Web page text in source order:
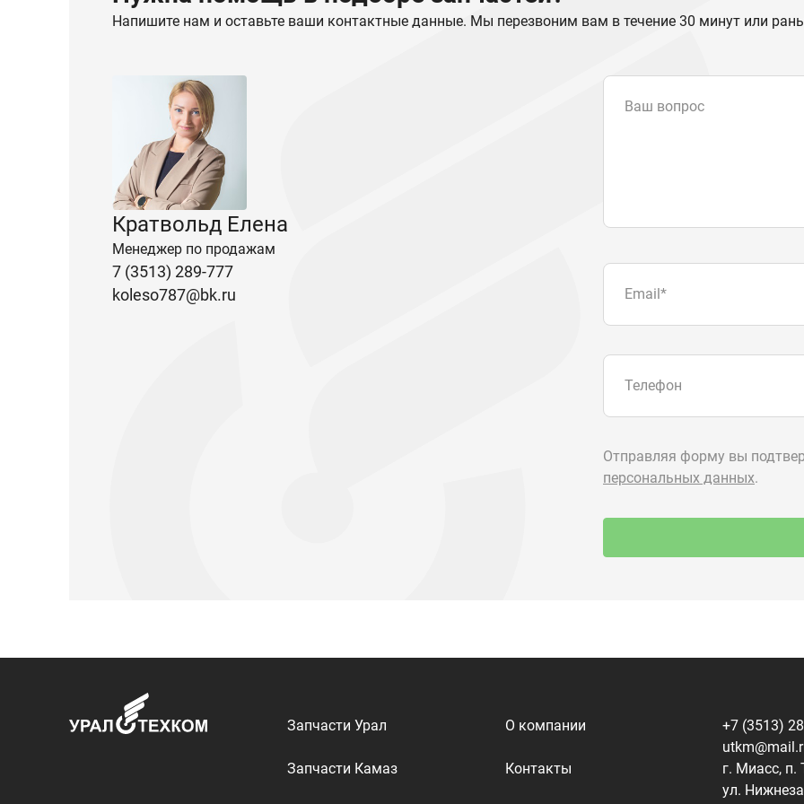
Напишите нам и оставьте ваши контактные данные. Мы перезвоним вам в течение 30 минут или
Кратвольд Елена
Менеджер по продажам
7 (3513) 289-777
koleso787@bk.ru
Ваш вопрос
Доставка и оплата
+7 (3513)
г. Миасс, п.
ул.
ООО «УралТехКом», 2026 Политика конфиденциальности